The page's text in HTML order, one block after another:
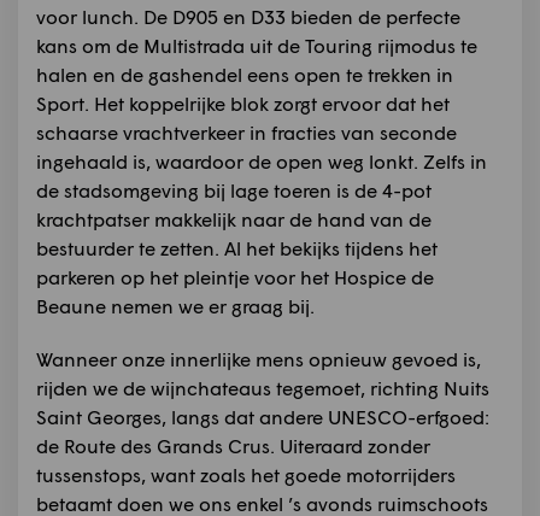
voor lunch. De D905 en D33 bieden de perfecte
kans om de Multistrada uit de Touring rijmodus te
halen en de gashendel eens open te trekken in
Sport. Het koppelrijke blok zorgt ervoor dat het
schaarse vrachtverkeer in fracties van seconde
ingehaald is, waardoor de open weg lonkt. Zelfs in
de stadsomgeving bij lage toeren is de 4-pot
krachtpatser makkelijk naar de hand van de
bestuurder te zetten. Al het bekijks tijdens het
parkeren op het pleintje voor het Hospice de
Beaune nemen we er graag bij.
Wanneer onze innerlijke mens opnieuw gevoed is,
rijden we de wijnchateaus tegemoet, richting Nuits
Saint Georges, langs dat andere UNESCO-erfgoed:
de Route des Grands Crus. Uiteraard zonder
tussenstops, want zoals het goede motorrijders
betaamt doen we ons enkel ’s avonds ruimschoots